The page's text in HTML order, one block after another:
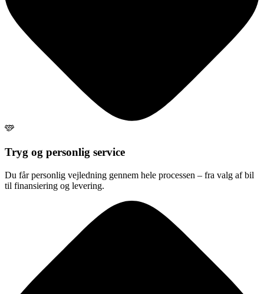
Tryg og personlig service
Du får personlig vejledning gennem hele processen – fra valg af bil
til finansiering og levering.